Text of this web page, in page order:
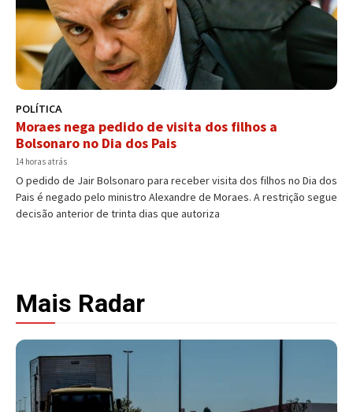
POLÍTICA
Moraes nega pedido de visita dos filhos a
Bolsonaro no Dia dos Pais
14 horas atrás
O pedido de Jair Bolsonaro para receber visita dos filhos no Dia dos
Pais é negado pelo ministro Alexandre de Moraes. A restrição segue
decisão anterior de trinta dias que autoriza
Mais Radar